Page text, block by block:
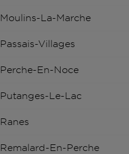
Moulins-La-Marche
Passais-Villages
Perche-En-Noce
Putanges-Le-Lac
Ranes
Remalard-En-Perche